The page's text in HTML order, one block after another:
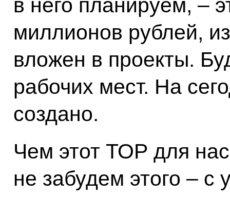
в него планируем, –
миллионов рублей,
вложен в проекты.
рабочих мест. На
создано.
Чем этот ТОР для
не забудем этого – с